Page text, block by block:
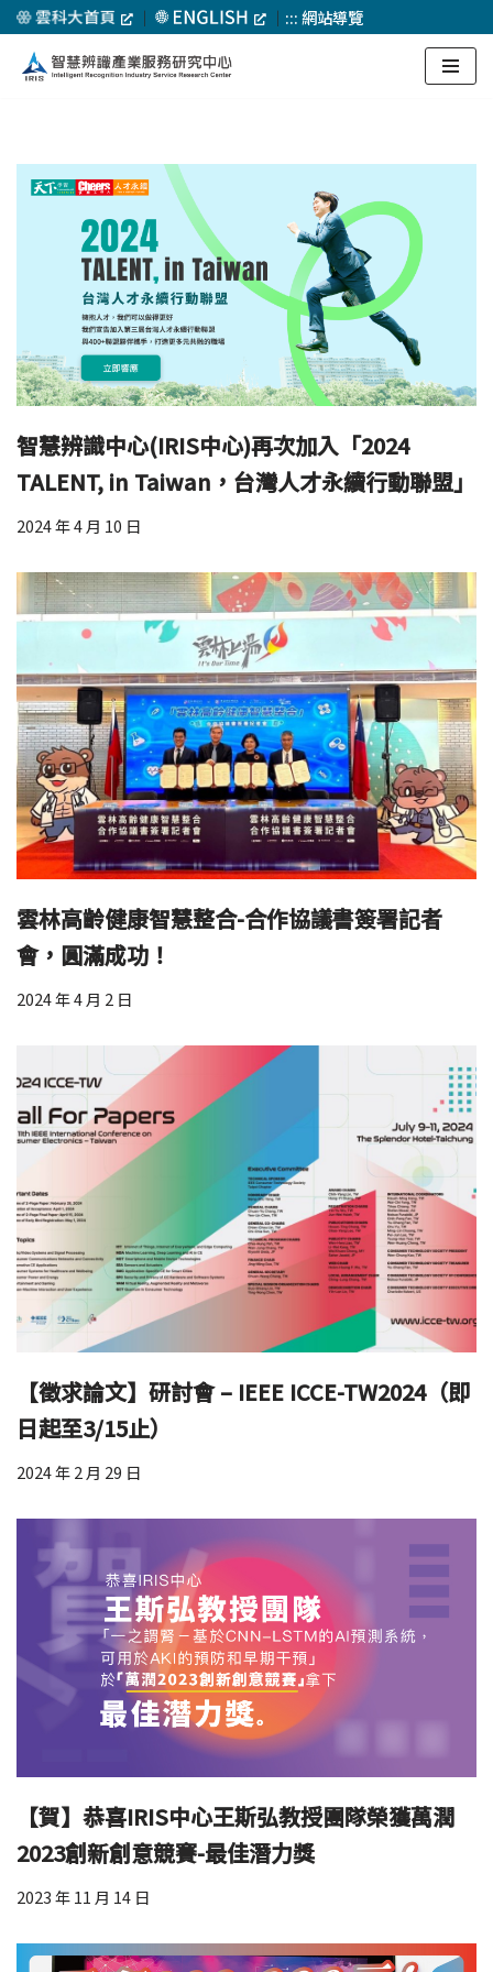
Skip
to
｜ ｜ :::網站導覽
智慧辨識中心(IRIS中心)再次加入「2024
TALENT, in Taiwan，台灣人才永續行動聯盟」
2024 年 4 月 10 日
雲林高齡健康智慧整合-合作協議書簽署記者
會，圓滿成功！
2024 年 4 月 2 日
【徵求論文】研討會 – IEEE ICCE-TW2024（即
日起至3/15止）
2024 年 2 月 29 日
【賀】恭喜IRIS中心王斯弘教授團隊榮獲萬潤
2023創新創意競賽-最佳潛力獎
2023 年 11 月 14 日